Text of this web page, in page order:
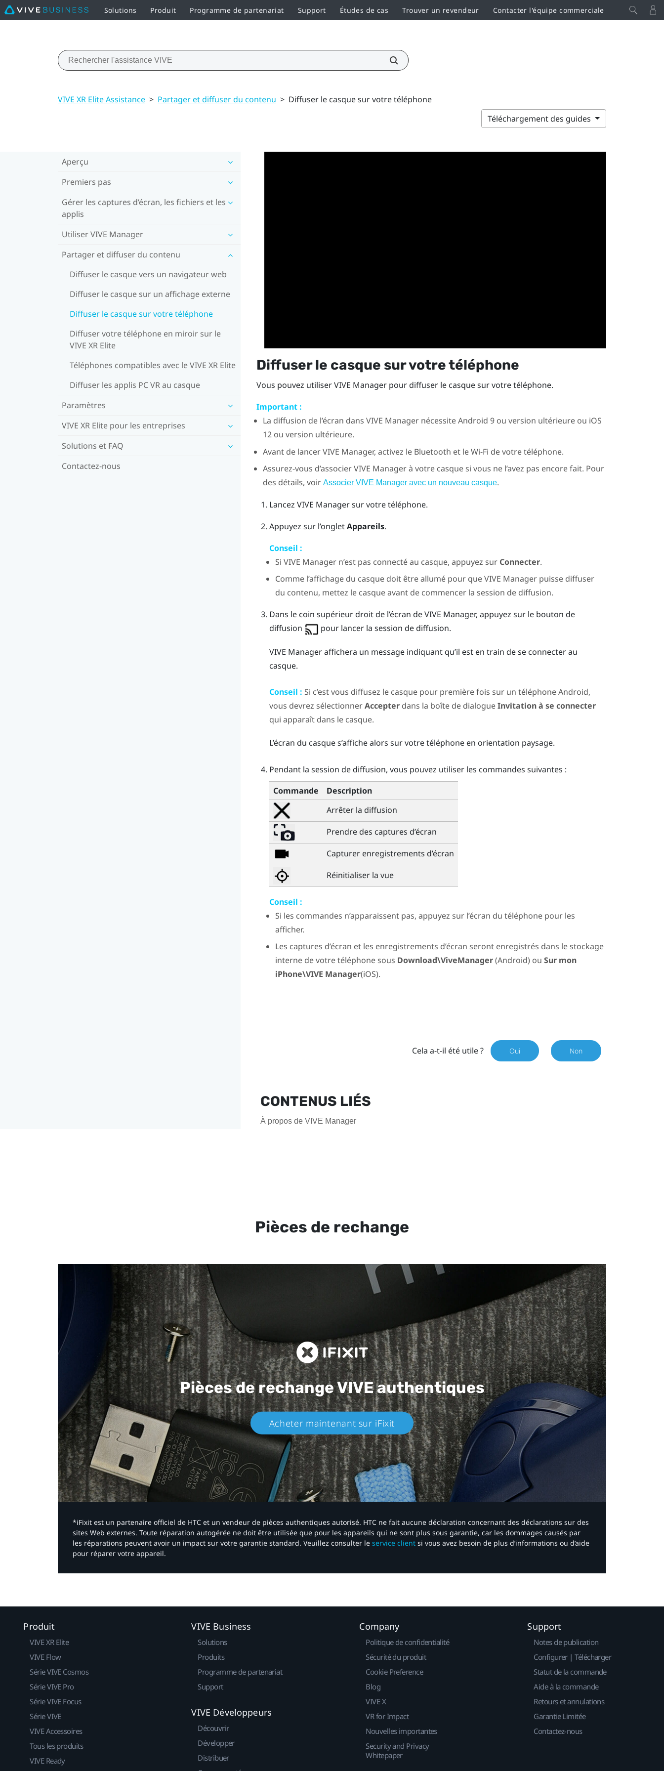
Solutions Produit Programme de partenariat Support Études de cas Trouver un revendeur Contacter l'équipe commerciale
VIVE XR Elite Assistance > Partager et diffuser du contenu > Diffuser le casque sur votre téléphone
Téléchargement des guides
Aperçu
Premiers pas
Gérer les captures d’écran, les fichiers et les
applis
Utiliser VIVE Manager
Partager et diffuser du contenu
Diffuser le casque vers un navigateur web
Diffuser le casque sur un affichage externe
Diffuser le casque sur votre téléphone
Diffuser votre téléphone en miroir sur le
VIVE XR Elite
Téléphones compatibles avec le VIVE XR Elite
Diffuser les applis PC VR au casque
Paramètres
VIVE XR Elite pour les entreprises
Solutions et FAQ
Contactez-nous
Diffuser le casque sur votre téléphone
Vous pouvez utiliserVIVE Managerpour diffuser le casque sur votre téléphone.
Important :
La diffusion de l’écran dans VIVE ManagernécessiteAndroid 9 ou version ultérieure ou iOS
12 ou version ultérieure.
Avant de lancerVIVE Manager, activez le Bluetooth et leWi-Fi de votre téléphone.
Assurez-vous d’associerVIVE Managerà votre casque si vous ne l’avez pas encore fait. Pour
des détails, voir Associer VIVE Manager avec un nouveau casque.
Lancez VIVE Managersur votre téléphone.
Appuyez sur l’ongletAppareils.
Conseil :
SiVIVE Manager n’est pas connecté au casque, appuyez sur Connecter.
Comme l’affichage du casque doit être allumé pour queVIVE Manager puisse diffuser
du contenu, mettez le casque avant de commencer la session de diffusion.
Dans le coin supérieur droit de l’écran deVIVE Manager, appuyez sur le bouton de
diffusion
pour lancer la session de diffusion.
VIVE Manageraffichera un message indiquant qu’il est en train de se connecter au
casque.
Conseil : Si c’est vous diffusez le casque pour première fois sur un téléphoneAndroid,
vous devrez sélectionnerAccepterdans la boîte de dialogueInvitation à se connecter
qui apparaît dans le casque.
L’écran du casque s’affiche alors sur votre téléphone en orientation paysage.
Pendant la session de diffusion, vous pouvez utiliser les commandes suivantes :
Commande
Description
Arrêter la diffusion
Prendre des captures d’écran
Capturer enregistrements d’écran
Réinitialiser la vue
Conseil :
Si les commandes n’apparaissent pas, appuyez sur l’écran du téléphone pour les
afficher.
Les captures d’écran et les enregistrements d’écran seront enregistrés dans le stockage
interne de votre téléphone sous Download\ViveManager(Android) ouSur mon
iPhone\VIVE Manager(iOS).
Cela a-t-il été utile ? Oui Non
CONTENUS LIÉS
À propos de VIVE Manager
Pièces de rechange
Pièces de rechangeVIVE authentiques​
Acheter maintenant sur iFixit​
*iFixit est un partenaire officiel de HTC et un vendeur de pièces authentiques autorisé. HTC ne fait aucune déclaration concernant des déclarations sur des
sites Web externes. Toute réparation autogérée ne doit être utilisée que pour les appareils qui ne sont plus sous garantie, car les dommages causés par
les réparations peuvent avoir un impact sur votre garantie standard. Veuillez consulter le service client si vous avez besoin de plus d’informations ou d’aide
pour réparer votre appareil.​
Produit
VIVE XR Elite
VIVE Flow
Série VIVE Cosmos
Série VIVE Pro
Série VIVE Focus
Série VIVE
VIVE Accessoires
Tous les produits
VIVE Ready
VIVE Business
Solutions
Produits
Programme de partenariat
Support
VIVE Développeurs
Découvrir
Développer
Distribuer
Company
Politique de confidentialité
Sécurité du produit
Cookie Preference
Blog
VIVE X
VR for Impact
Nouvelles importantes
Security and Privacy
Whitepaper
Support
Notes de publication
Configurer | Télécharger
Statut de la commande
Aide à la commande
Retours et annulations
Garantie Limitée
Contactez-nous